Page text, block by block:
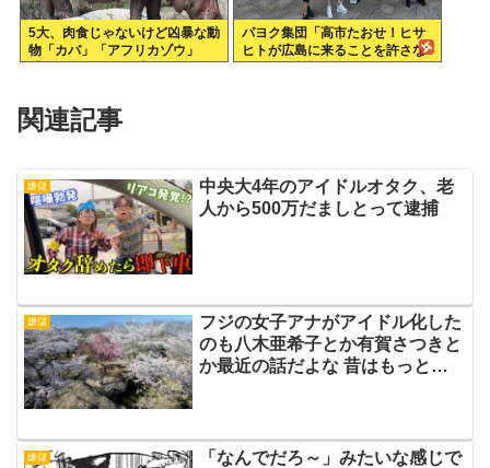
5大、肉食じゃないけど凶暴な動
物「カバ」「アフリカゾウ」
パヨク集団「高市たおせ！ヒサ
ヒトが広島に来ることを許さな
関連記事
嫌儲
中央大4年のアイドルオタク、老
人から500万だましとって逮捕
嫌儲
フジの女子アナがアイドル化した
のも八木亜希子とか有賀さつきと
か最近の話だよな 昔はもっと年
嫌儲
「なんでだろ～」みたいな感じで